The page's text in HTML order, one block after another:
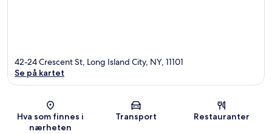
Kart
42-24 Crescent St, Long Island City, NY, 11101
Se på kartet
Hva som finnes i
nærheten
Transport Restauranter